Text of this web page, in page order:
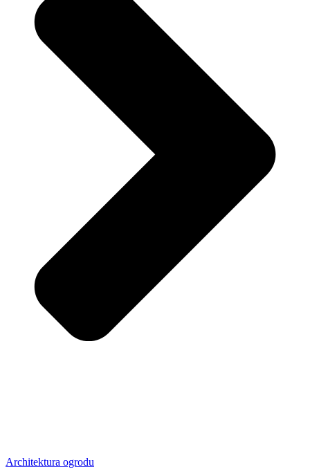
Architektura ogrodu